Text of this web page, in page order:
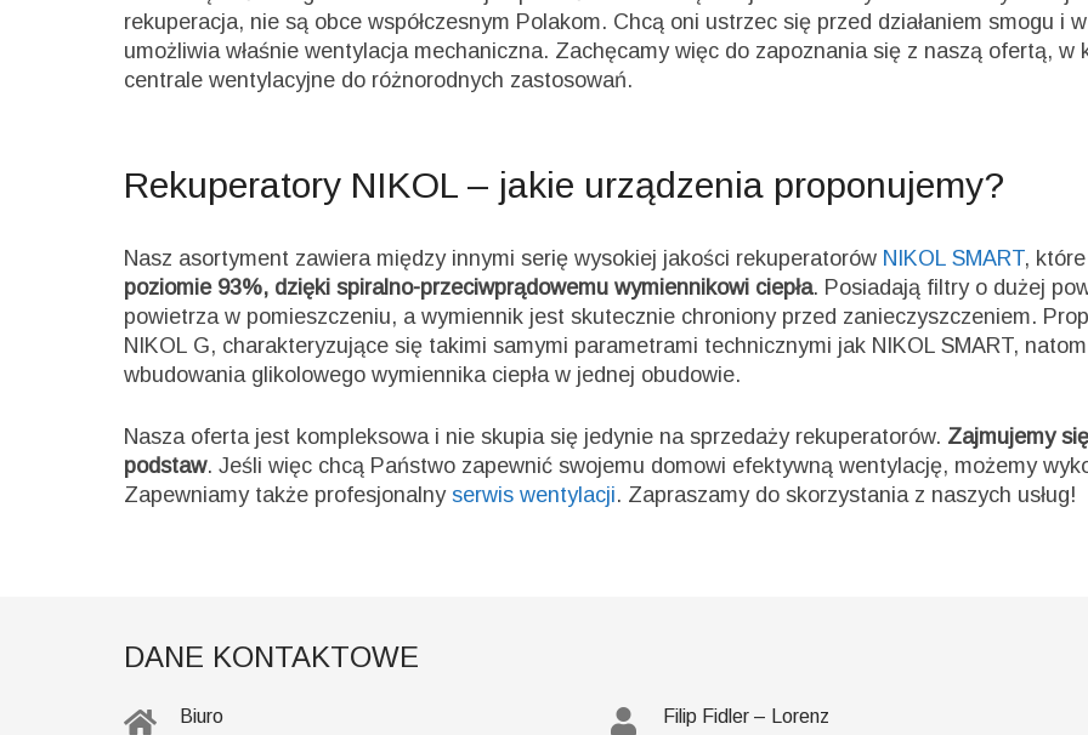
rekuperacja, nie są obce współczesnym Polakom. Chcą oni ustrzec się przed działaniem smogu i
umożliwia właśnie wentylacja mechaniczna. Zachęcamy więc do zapoznania się z naszą ofertą,
centrale wentylacyjne do różnorodnych zastosowań.
Rekuperatory NIKOL – jakie urządzenia proponujemy?
Nasz asortyment zawiera między innymi serię wysokiej jakości rekuperatorów NIKOL SMART,
poziomie 93%, dzięki spiralno-przeciwprądowemu wymiennikowi ciepła. Posiadają filtry o dużej
powietrza w pomieszczeniu, a wymiennik jest skutecznie chroniony przed zanieczyszczeniem.
NIKOL G, charakteryzujące się takimi samymi parametrami technicznymi jak NIKOL SMART,
wbudowania glikolowego wymiennika ciepła w jednej obudowie.
Nasza oferta jest kompleksowa i nie skupia się jedynie na sprzedaży rekuperatorów. Zajmujemy
podstaw. Jeśli więc chcą Państwo zapewnić swojemu domowi efektywną wentylację, możemy
Zapewniamy także profesjonalny serwis wentylacji. Zapraszamy do skorzystania z naszych usług!
DANE KONTAKTOWE
Biuro Filip Fidler – Lorenz